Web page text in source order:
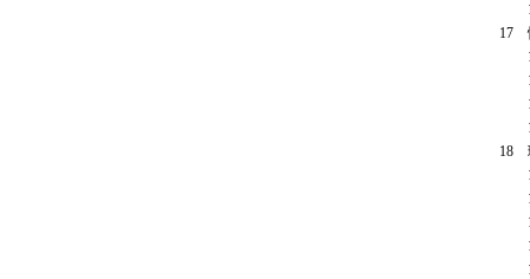
16
17
17
17
17
17
18
18
18
18
18
18